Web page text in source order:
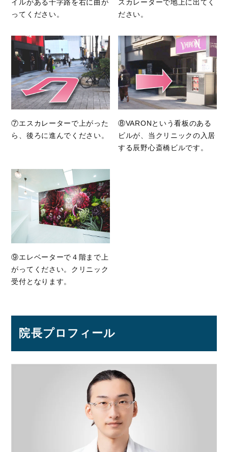
イルがある十字路を右に曲が
ってください。
スカレーターで地上に出てく
ださい。
⑦エスカレーターで上がった
ら、後ろに進んでください。
⑧VARONという看板のある
ビルが、当クリニックの入居
する辰野心斎橋ビルです。
⑨エレベーターで４階まで上
がってください。クリニック
受付となります。
院長プロフィール